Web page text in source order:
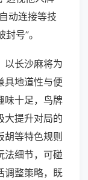
动连接等技
号”。
以长沙麻将为
具地道性与便
味十足，鸟牌
大提升对局的
等特色规则
法细节，可碰
调整策略，既